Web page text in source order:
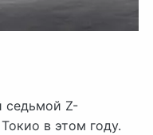
седьмой Z-
в этом году.